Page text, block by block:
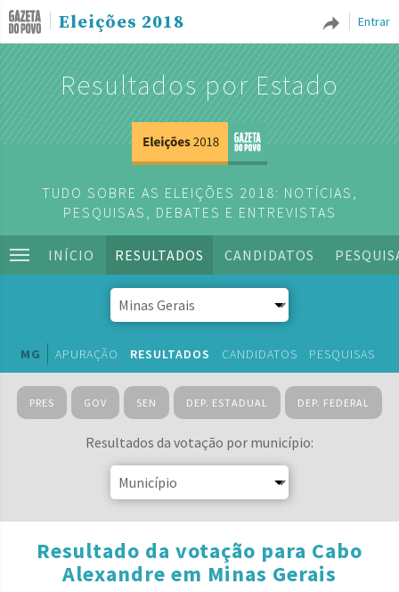
Entrar
Eleições 2018
Resultados por Estado
TUDO SOBRE AS ELEIÇÕES 2018: NOTÍCIAS,
PESQUISAS, DEBATES E ENTREVISTAS
INÍCIO RESULTADOS CANDIDATOS
MG APURAÇÃO RESULTADOS CANDIDATOS PESQUISAS
PRES GOV SEN DEP. ESTADUAL DEP. FEDERAL
Resultados da votação por município:
Resultado da votação para Cabo
Alexandre em Minas Gerais